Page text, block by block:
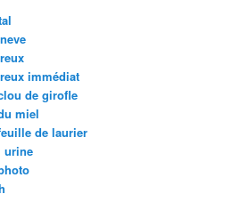
immédiat
de girofle
miel
de laurier
urine